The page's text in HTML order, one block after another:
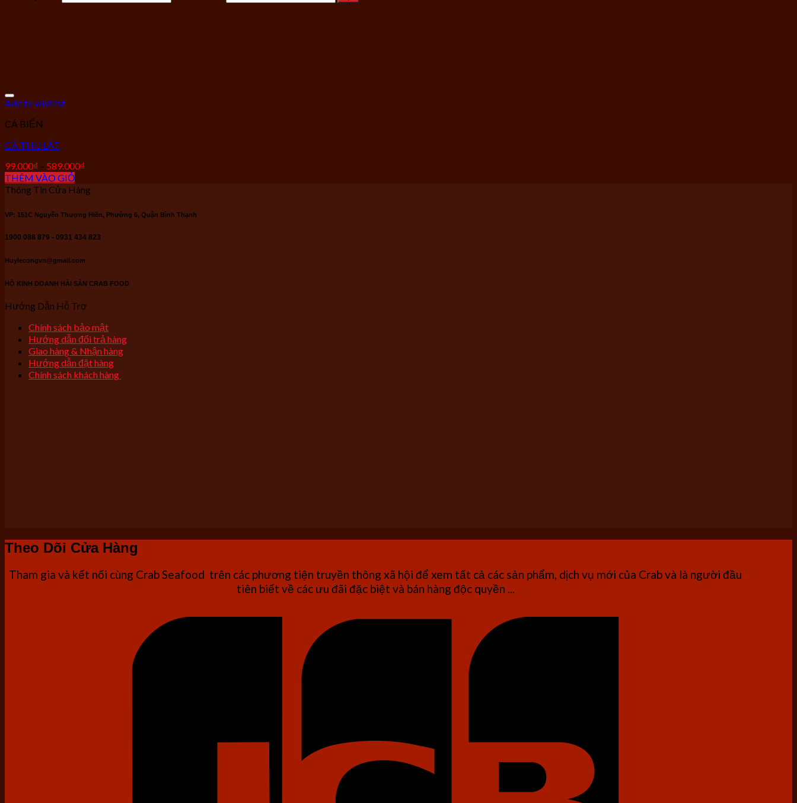
Add to wishlist
CÁ BIỂN
CÁ THU LÁT
99.000₫ – 589.000₫
THÊM VÀO GIỎ
Thông Tin Cửa Hàng
VP: 151C Nguyễn Thượng Hiền, Phường 6, Quận Bình Thạnh
1900 088 879 - 0931 434 823
Huylecongvn@gmail.com
HỘ KINH DOANH HẢI SẢN CRAB FOOD
Hướng Dẫn Hỗ Trợ
Chính sách bảo mật
Hướng dẫn đổi trả hàng
Giao hàng & Nhận hàng
Hướng dẫn đặt hàng
Chính sách khách hàng
Theo Dõi Cửa Hàng
Tham gia và kết nối cùng Crab Seafood trên các phương tiện truyền thông xã hội để xem tất cả các sản phẩm, dịch vụ mới của Crab và là người đầu
tiên biết về các ưu đãi đặc biệt và bán hàng độc quyền ...